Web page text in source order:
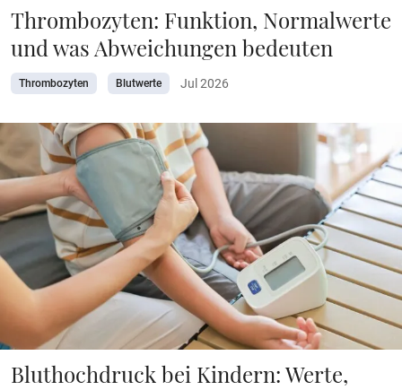
Thrombozyten: Funktion, Normalwerte
und was Abweichungen bedeuten
Thrombozyten Blutwerte Jul 2026
Bluthochdruck bei Kindern: Werte,